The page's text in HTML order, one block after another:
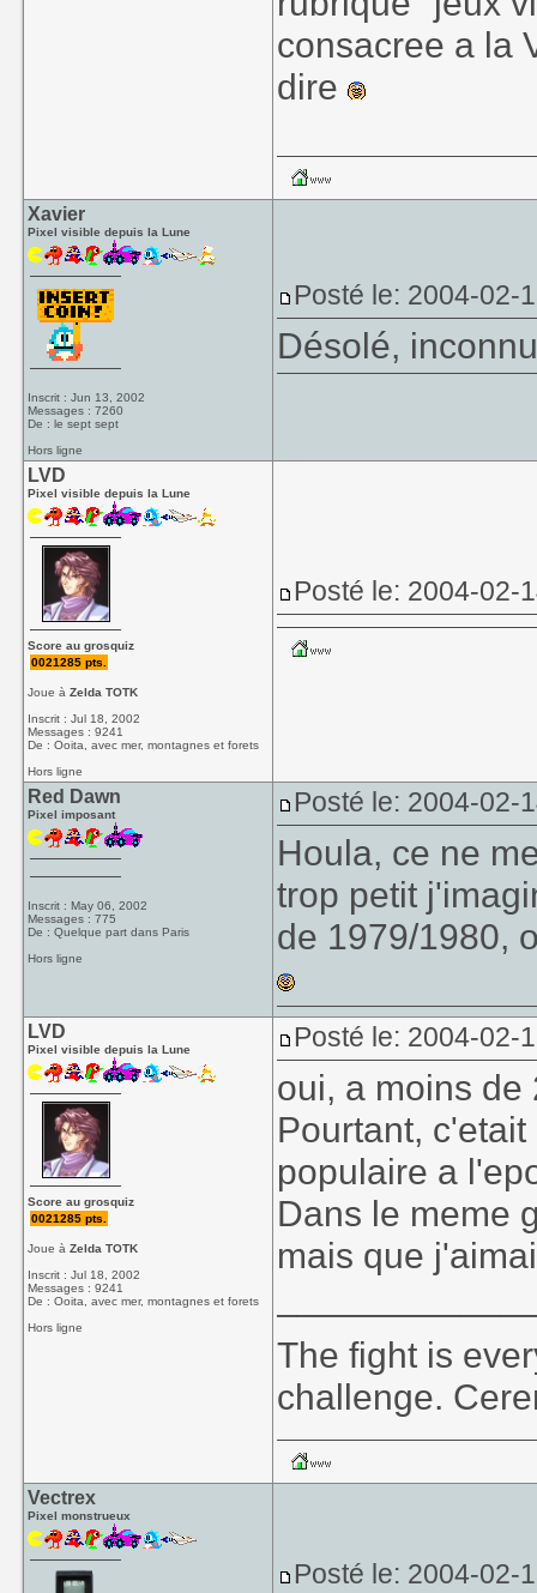
consacree a la
dire
Xavier
Pixel visible depuis la Lune
Inscrit : Jun 13, 2002
Messages : 7260
De : le sept sept
Hors ligne
Posté le: 2004-02-
Désolé,
LVD
Pixel visible depuis la Lune
Score au grosquiz
0021285 pts.
Joue àZelda TOTK
Inscrit : Jul 18, 2002
Messages : 9241
De : Ooita, avec mer, montagnes et forets
Hors ligne
Posté le: 2004-02-
Red Dawn
Pixel imposant
Inscrit : May 06, 2002
Messages : 775
De : Quelque part dans Paris
Hors ligne
Posté le: 2004-02-
Houla, ce ne
trop petit
de 1979/1980,
LVD
Pixel visible depuis la Lune
Score au grosquiz
0021285 pts.
Joue àZelda TOTK
Inscrit : Jul 18, 2002
Messages : 9241
De : Ooita, avec mer, montagnes et forets
Hors ligne
Posté le: 2004-02-
oui, a moins de
Pourtant,
populaire a
Dans le meme
mais que
The fight is
challenge.
Vectrex
Pixel monstrueux
Posté le: 2004-02-